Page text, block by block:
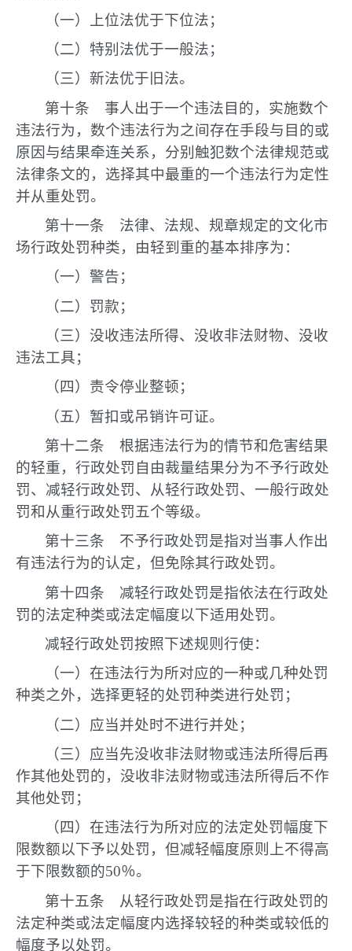
（一）上位法优于下位法；
（二）特别法优于一般法；
（三）新法优于旧法。
第十条 事人出于一个违法目的，实施数个
违法行为，数个违法行为之间存在手段与目的或
原因与结果牵连关系，分别触犯数个法律规范或
法律条文的，选择其中最重的一个违法行为定性
并从重处罚。
第十一条 法律、法规、规章规定的文化市
场行政处罚种类，由轻到重的基本排序为：
（一）警告；
（二）罚款；
（三）没收违法所得、没收非法财物、没收
违法工具；
（四）责令停业整顿；
（五）暂扣或吊销许可证。
第十二条 根据违法行为的情节和危害结果
的轻重，行政处罚自由裁量结果分为不予行政处
罚、减轻行政处罚、从轻行政处罚、一般行政处
罚和从重行政处罚五个等级。
第十三条 不予行政处罚是指对当事人作出
有违法行为的认定，但免除其行政处罚。
第十四条 减轻行政处罚是指依法在行政处
罚的法定种类或法定幅度以下适用处罚。
减轻行政处罚按照下述规则行使：
（一）在违法行为所对应的一种或几种处罚
种类之外，选择更轻的处罚种类进行处罚；
（二）应当并处时不进行并处；
（三）应当先没收非法财物或违法所得后再
作其他处罚的，没收非法财物或违法所得后不作
其他处罚；
（四）在违法行为所对应的法定处罚幅度下
限数额以下予以处罚，但减轻幅度原则上不得高
于下限数额的50％。
第十五条 从轻行政处罚是指在行政处罚的
法定种类或法定幅度内选择较轻的种类或较低的
幅度予以处罚。